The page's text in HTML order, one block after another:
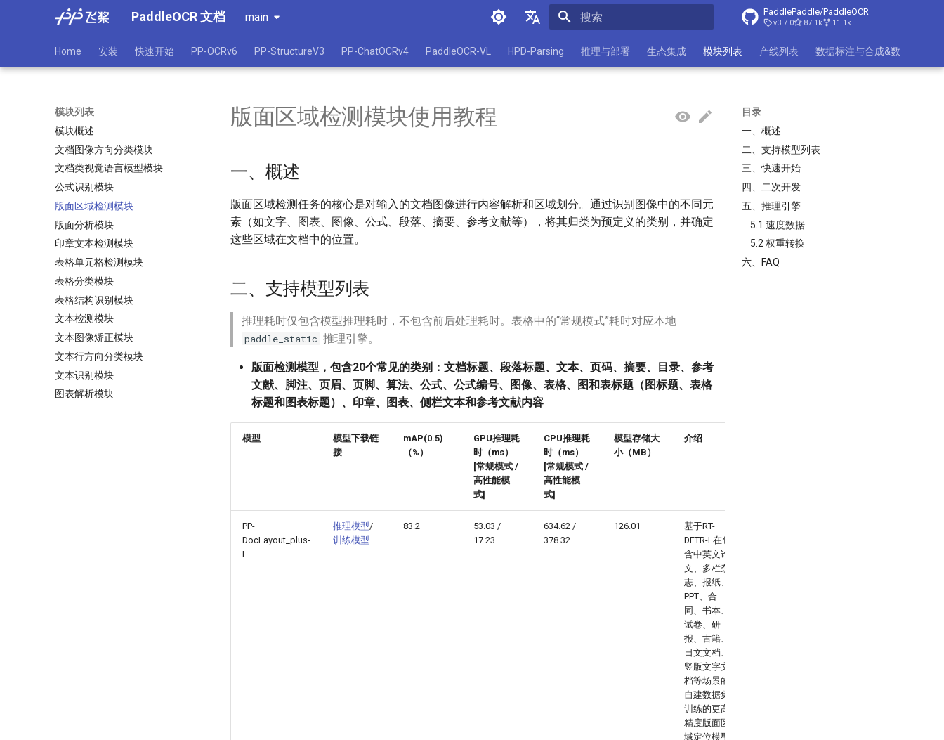
PaddleOCR 文档 main
简体中文
PaddlePaddle/PaddleOCR
v3.7.0 87.1k 11.1k
Home 安装 快速开始 PP-OCRv6 PP-StructureV3 PP-ChatOCRv4 PaddleOCR-VL HPD-Parsing 推理与部署 生态集成 模块列表 产线列表 数据标注与合成&数据集
模块列表
模块概述
文档图像方向分类模块
文档类视觉语言模型模块
公式识别模块
版面区域检测模块
版面分析模块
印章文本检测模块
表格单元格检测模块
表格分类模块
表格结构识别模块
文本检测模块
文本图像矫正模块
文本行方向分类模块
文本识别模块
图表解析模块
目录
一、概述
二、支持模型列表
三、快速开始
四、二次开发
五、推理引擎
5.1 速度数据
5.2 权重转换
六、FAQ
版面区域检测模块使用教程
一、概述
版面区域检测任务的核心是对输入的文档图像进行内容解析和区域划分。通过识别图像中的不同元
素（如文字、图表、图像、公式、段落、摘要、参考文献等），将其归类为预定义的类别，并确定
这些区域在文档中的位置。
二、支持模型列表
推理耗时仅包含模型推理耗时，不包含前后处理耗时。表格中的“常规模式”耗时对应本地
paddle_static 推理引擎。
版面检测模型，包含20个常见的类别：文档标题、段落标题、文本、页码、摘要、目录、参考
文献、脚注、页眉、页脚、算法、公式、公式编号、图像、表格、图和表标题（图标题、表格
标题和图表标题）、印章、图表、侧栏文本和参考文献内容
模型
模型下载链
接
mAP(0.5)
（%）
GPU推理耗
时（ms）
[常规模式 /
高性能模
式]
CPU推理耗
时（ms）
[常规模式 /
高性能模
式]
模型存储大
小（MB）
介绍
PP-
DocLayout_plus-
L
推理模型/
训练模型
83.2
53.03 /
17.23
634.62 /
378.32
126.01
基于RT-
DETR-L在包
含中英文论
文、多栏杂
志、报纸、
PPT、合
同、书本、
试卷、研
报、古籍、
日文文档、
竖版文字文
档等场景的
自建数据集
训练的更高
精度版面区
域定位模型